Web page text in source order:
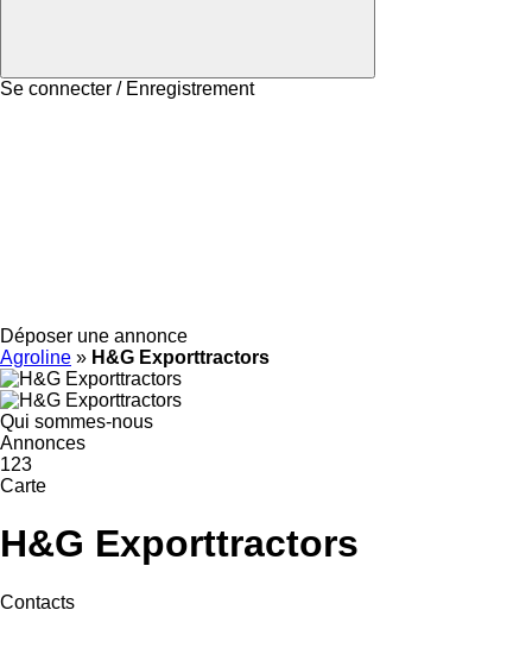
Se connecter / Enregistrement
Déposer une annonce
Agroline » H&G Exporttractors
Qui sommes-nous
Annonces
123
Carte
H&G Exporttractors
Contacts